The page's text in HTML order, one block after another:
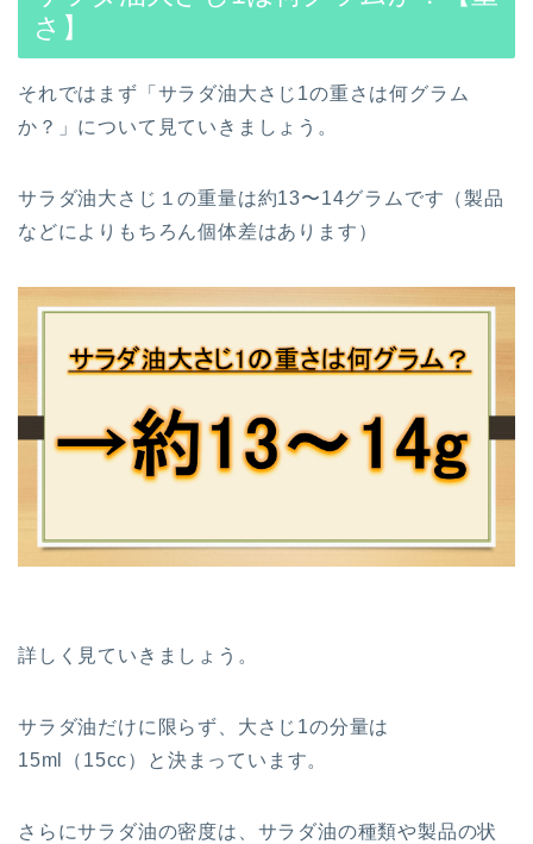
さ】
それではまず「サラダ油大さじ1の重さは何グラム
か？」について見ていきましょう。
サラダ油大さじ１の重量は約13〜14グラムです（製品
などによりもちろん個体差はあります）
詳しく見ていきましょう。
サラダ油だけに限らず、大さじ1の分量は
15ml（15cc）と決まっています。
さらにサラダ油の密度は、サラダ油の種類や製品の状